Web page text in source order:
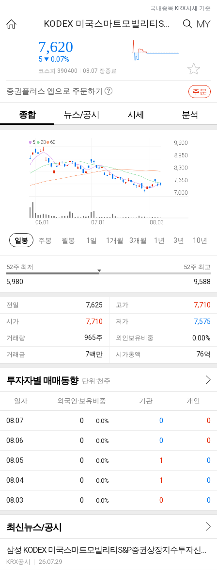
국내종목 KRX시세 기준
KODEX 미국스마트모빌리티S&P
7,620
5 0.07%
코스피 390400 08.07 장종료
증권플러스 앱으로 주문하기 주문
종합 뉴스/공시 시세 분석
일봉 주봉 월봉 1일 1개월 3개월 1년 3년 10년
52주 최저
5,980
52주 최고
9,588
전일 7,625 고가 7,710
시가 7,710 저가 7,575
거래량 965주 외인보유비중 0.00%
거래금 7백만 시가총액 76억
투자자별 매매동향 단위:천주
일자 외국인·보유비중 기관 개인
08.07 0 0.0% 0 0
08.06 0 0.0% 0 0
08.05 0 0.0% 1 0
08.04 0 0.0% 1 0
08.03 0 0.0% 0 0
최신뉴스/공시
삼성 KODEX 미국스마트모빌리티S&P증권상장지수투자신탁[주식] ETF 분배락 기준가격 안내
KRX공시 26.07.29